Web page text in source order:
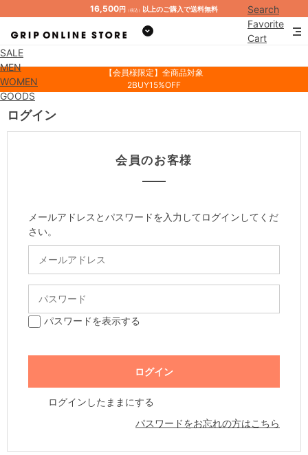
16,500円 （税込） 以上のご購入で送料無料
Search
Favorite
Cart
SALE
MEN
WOMEN
GOODS
【会員様限定】全商品対象
2BUY15%OFF
ログイン
会員のお客様
メールアドレスとパスワードを入力してログインしてくだ
さい。
パスワードを表示する
ログインしたままにする
パスワードをお忘れの方はこちら